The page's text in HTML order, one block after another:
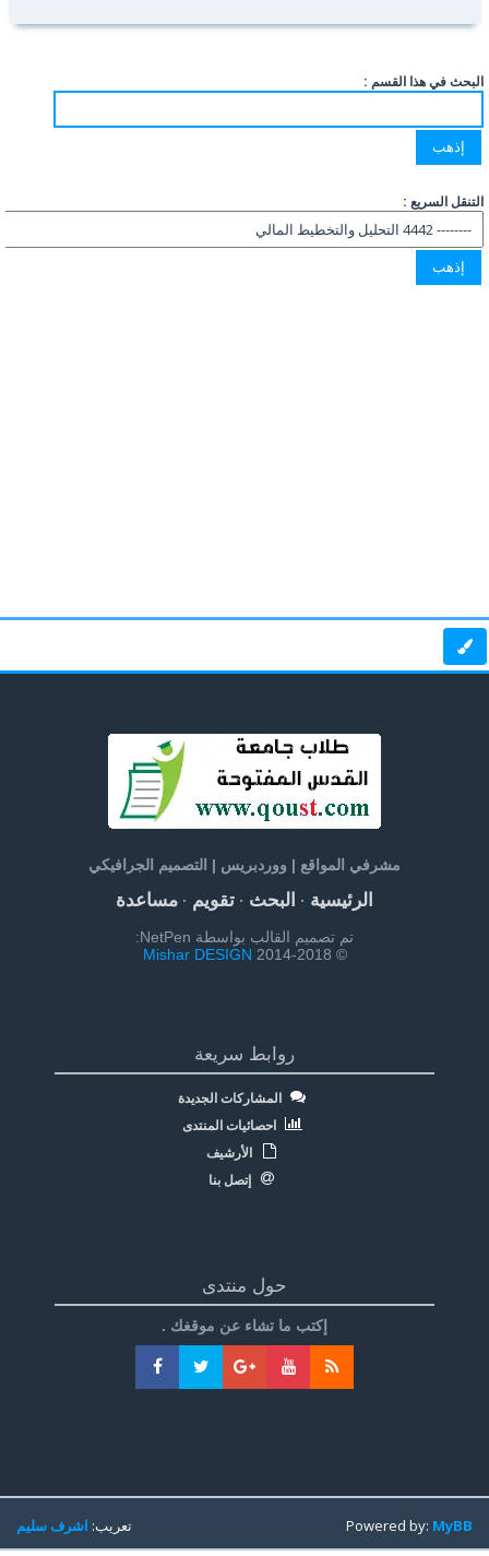
البحث في هذا القسم :
التنقل السريع :
مشرفي المواقع | ووردبريس | التصميم الجرافيكي
الرئيسية· البحث· تقويم· مساعدة
تم تصميم القالب بواسطة NetPen:
© 2014-2018
Mishar DESIGN
روابط سريعة
المشاركات الجديدة
احصائيات المنتدى
الأرشيف
إتصل بنا
حول منتدى
إكتب ما تشاء عن موقغك .
تعريب:اشرف سليم Powered by:MyBB